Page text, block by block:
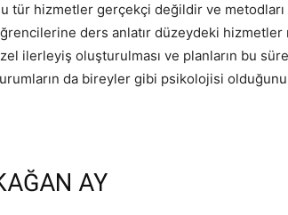
tür hizmetler gerçekçi değildir ve
ders anlatır düzeydeki hizmetler
ilerleyiş oluşturulması ve planların bu
da bireyler gibi psikolojisi
AY